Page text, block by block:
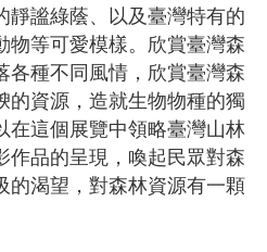
靜謐綠蔭、以及臺灣特有的
物等可愛模樣。欣賞臺灣森
各種不同風情，欣賞臺灣森
的資源，造就生物物種的獨
在這個展覽中領略臺灣山林
作品的呈現，喚起民眾對森
的渴望，對森林資源有一顆